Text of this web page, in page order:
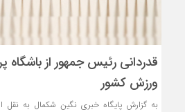
قدردانی رئیس جمهور از
ورزش کشور
به گزارش پایگاه خبری نگین شکمال به نقل